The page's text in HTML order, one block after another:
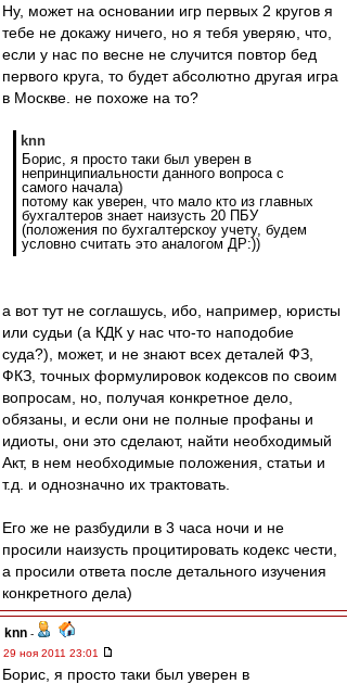
Ну, может на основании игр первых 2 кругов я
тебе не докажу ничего, но я тебя уверяю, что,
если у нас по весне не случится повтор бед
первого круга, то будет абсолютно другая игра
в Москве. не похоже на то?
knn
Борис, я просто таки был уверен в
непринципиальности данного вопроса с
самого начала)
потому как уверен, что мало кто из главных
бухгалтеров знает наизусть 20 ПБУ
(положения по бухгалтерскоу учету, будем
условно считать это аналогом ДР:))
а вот тут не соглашусь, ибо, например, юристы
или судьи (а КДК у нас что-то наподобие
суда?), может, и не знают всех деталей ФЗ,
ФКЗ, точных формулировок кодексов по своим
вопросам, но, получая конкретное дело,
обязаны, и если они не полные профаны и
идиоты, они это сделают, найти необходимый
Акт, в нем необходимые положения, статьи и
т.д. и однозначно их трактовать.
Его же не разбудили в 3 часа ночи и не
просили наизусть процитировать кодекс чести,
а просили ответа после детального изучения
конкретного дела)
knn -
29 ноя 2011 23:01
Борис, я просто таки был уверен в